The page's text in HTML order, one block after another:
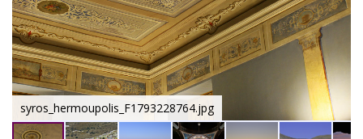
CN
syros_hermoupolis_F1793228764.jpg